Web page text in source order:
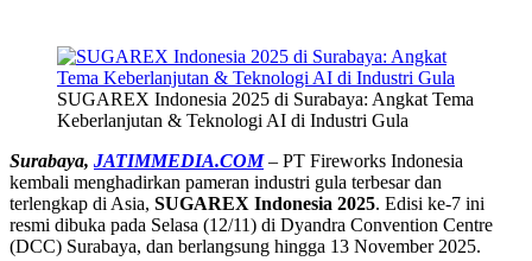
SUGAREX Indonesia 2025 di Surabaya: Angkat Tema
Keberlanjutan & Teknologi AI di Industri Gula
Surabaya, JATIMMEDIA.COM– PT Fireworks Indonesia
kembali menghadirkan pameran industri gula terbesar dan
terlengkap di Asia, SUGAREX Indonesia 2025. Edisi ke-7 ini
resmi dibuka pada Selasa (12/11) di Dyandra Convention Centre
(DCC) Surabaya, dan berlangsung hingga 13 November 2025.